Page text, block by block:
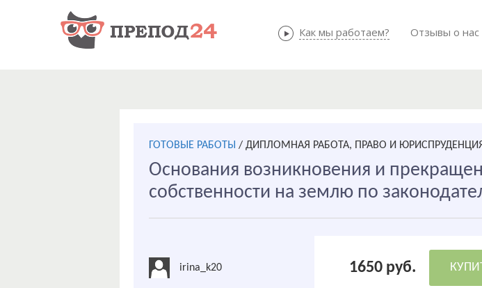
Как мы работаем?
Как мы работаем? Отзывы о нас
ГОТОВЫЕ РАБОТЫ / ДИПЛОМНАЯ РАБОТА, ПРАВО И
Основания возникновения и
собственности на землю по
irina_k20 1650 руб.